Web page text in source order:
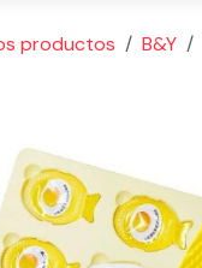
productos B&Y